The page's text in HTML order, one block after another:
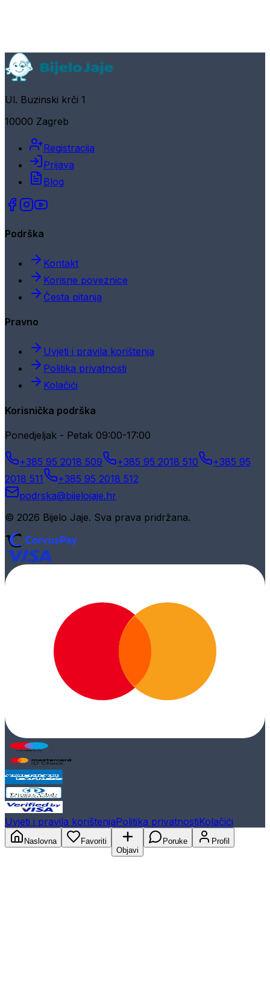
Ul. Buzinski krči 1
10000 Zagreb
Registracija
Prijava
Blog
Podrška
Kontakt
Korisne poveznice
Česta pitanja
Pravno
Uvjeti i pravila korištenja
Politika privatnosti
Kolačići
Korisnička podrška
Ponedjeljak - Petak 09:00-17:00
+385 95 2018 509 +385 95 2018 510
+385 95
2018 511
+385 95 2018 512
podrska@bijelojaje.hr
© 2026 Bijelo Jaje. Sva prava pridržana.
Uvjeti i pravila korištenjaPolitika privatnostiKolačići
Naslovna
Favoriti
Objavi
Poruke Profil